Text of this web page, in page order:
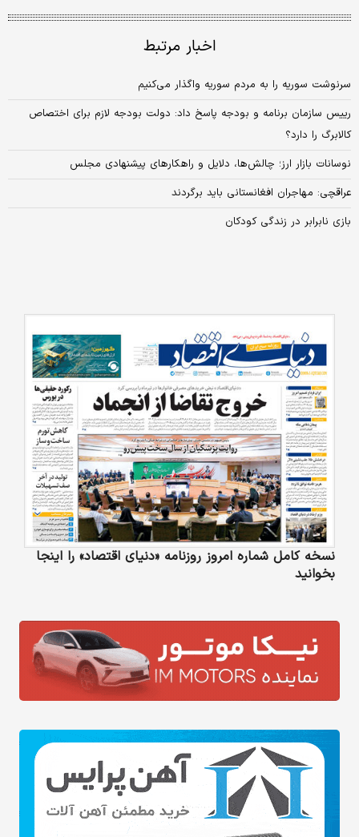
اخبار مرتبط
سرنوشت سوریه را به مردم سوریه واگذار می‌کنیم
رییس سازمان برنامه و بودجه پاسخ داد: دولت بودجه لازم برای اختصاص
کالابرگ را دارد؟
نوسانات بازار ارز؛ چالش‌ها، دلایل و راهکارهای پیشنهادی مجلس
عراقچی: مهاجران افغانستانی باید برگردند
بازی نابرابر در زندگی کودکان
نسخه کامل شماره امروز روزنامه «دنیای‌ اقتصاد» را اینجا
بخوانید